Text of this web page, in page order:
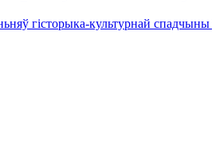
гісторыка-культурнай спадчыны